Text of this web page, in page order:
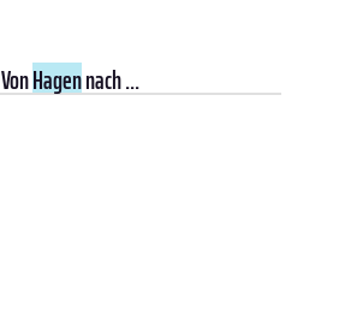
VonHagennach ...